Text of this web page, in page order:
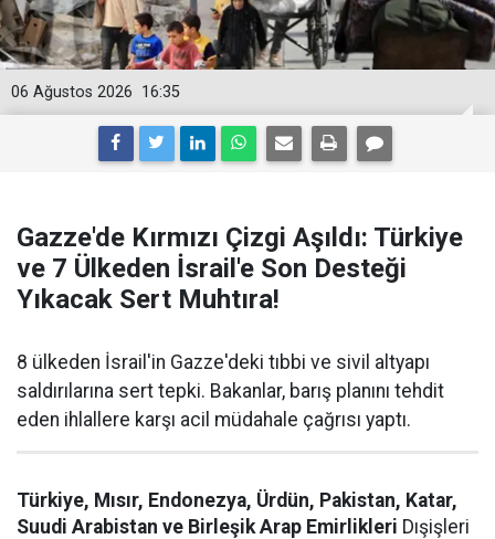
16:35
06 Ağustos 2026
Gazze'de Kırmızı Çizgi Aşıldı: Türkiye
ve 7 Ülkeden İsrail'e Son Desteği
Yıkacak Sert Muhtıra!
8 ülkeden İsrail'in Gazze'deki tıbbi ve sivil altyapı
saldırılarına sert tepki. Bakanlar, barış planını tehdit
eden ihlallere karşı acil müdahale çağrısı yaptı.
Türkiye, Mısır, Endonezya, Ürdün, Pakistan, Katar,
Suudi Arabistan ve Birleşik Arap Emirlikleri Dışişleri